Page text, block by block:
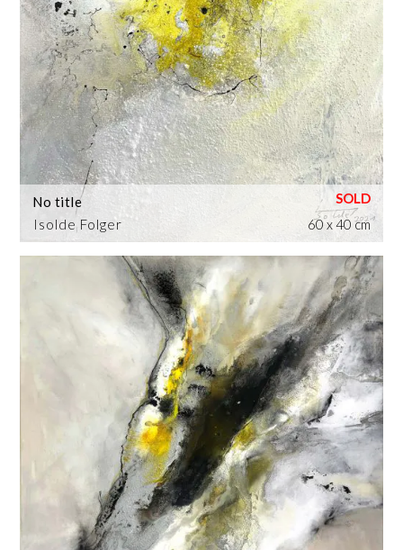
Isolde Folger
No title
60 x 40 cm